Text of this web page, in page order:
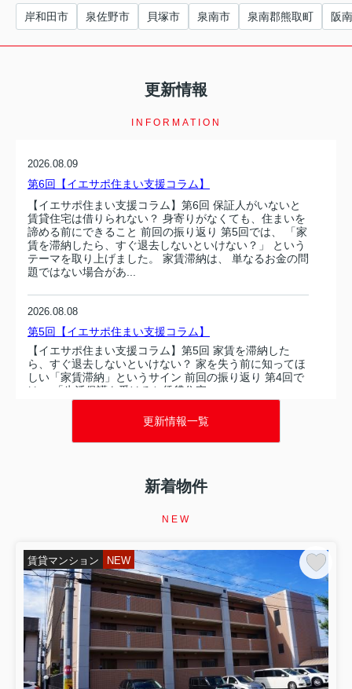
岸和田市 泉佐野市 貝塚市 泉南市 泉南郡熊取町 阪
更新情報
INFORMATION
2026.08.09
第6回【イエサポ住まい支援コラム】
【イエサポ住まい支援コラム】第6回 保証人がいないと
賃貸住宅は借りられない？ 身寄りがなくても、住まいを
諦める前にできること 前回の振り返り 第5回では、 「家
賃を滞納したら、すぐ退去しないといけない？」 という
テーマを取り上げました。 家賃滞納は、 単なるお金の問
題ではない場合があ...
2026.08.08
第5回【イエサポ住まい支援コラム】
【イエサポ住まい支援コラム】第5回 家賃を滞納した
ら、すぐ退去しないといけない？ 家を失う前に知ってほ
しい「家賃滞納」というサイン 前回の振り返り 第4回で
は、 「生活保護を受けると賃貸住宅...
第5回【イエサポ住まい支援コラム】
ら、すぐ退去しないといけない？ 家を失う前に知ってほ
しい「家賃滞納」というサイン 前回の振り返り 第4回で
というテーマを取り上げました。 生活保護を受給してい
2026.08.07
第4回【イエサポ住まい支援コラム】
【イエサポ住まい支援コラム】第4回 生活保護を受ける
と賃貸住宅は借りられない？ 「生活保護だから無理」と
諦める前に知ってほしいこと 前回の振り返り 第3回で
は、 「高齢者はなぜ賃貸住宅を借りにくいのか？」 につ
いてお伝えしました。 高齢だからという理由だけではな
く、 「何かあったとき...
更新情報一覧
新着物件
NEW
賃貸マンション NEW